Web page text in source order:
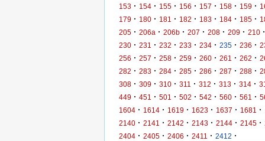
153 · 154 · 155 · 156 · 157 · 158 · 159 ·
179 · 180 · 181 · 182 · 183 · 184 · 185 ·
205 · 206a · 206b · 207 · 208 · 209 · 210 ·
230 · 231 · 232 · 233 · 234 · 235 · 236 ·
256 · 257 · 258 · 259 · 260 · 261 · 262 ·
282 · 283 · 284 · 285 · 286 · 287 · 288 ·
308 · 309 · 310 · 311 · 312 · 313 · 314 ·
449 · 451 · 501 · 502 · 542 · 560 · 561 ·
1604 · 1614 · 1619 · 1623 · 1637 · 1681 ·
2140 · 2141 · 2142 · 2143 · 2144 · 2145 ·
2404 · 2405 · 2406 · 2411 · 2412 ·